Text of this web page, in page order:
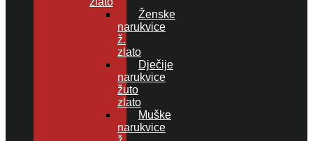
Ženske
narukvice
ž.
zlato
Dječije
narukvice
žuto
zlato
Muške
narukvice